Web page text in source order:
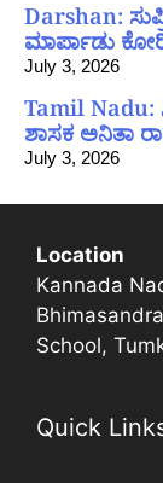
Darshan:
ಮಾರ್ಪಾಡು
July 3, 2026
Tamil
ಶಾಸಕ ಅನಿತಾ
July 3, 2026
Location
Kannada
School,
Quick